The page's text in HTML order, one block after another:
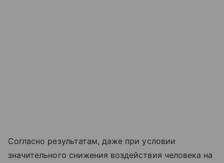
Согласно результатам, даже при условии
значительного снижения воздействия человека на